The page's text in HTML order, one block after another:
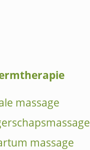
massage
massage